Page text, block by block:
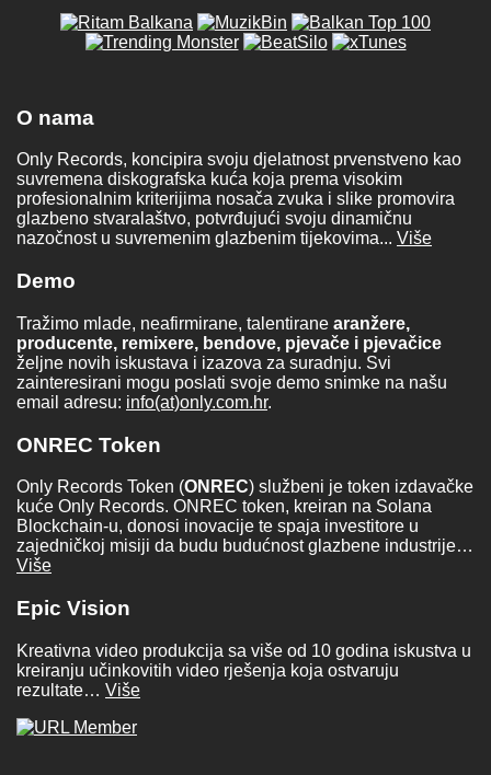
O nama
Only Records, koncipira svoju djelatnost prvenstveno kao
suvremena diskografska kuća koja prema visokim
profesionalnim kriterijima nosača zvuka i slike promovira
glazbeno stvaralaštvo, potvrđujući svoju dinamičnu
nazočnost u suvremenim glazbenim tijekovima... Više
Demo
Tražimo mlade, neafirmirane, talentirane aranžere,
producente, remixere, bendove, pjevače i pjevačice
željne novih iskustava i izazova za suradnju. Svi
zainteresirani mogu poslati svoje demo snimke na našu
email adresu: info(at)only.com.hr.
ONREC Token
Only Records Token (ONREC) službeni je token izdavačke
kuće Only Records. ONREC token, kreiran na Solana
Blockchain-u, donosi inovacije te spaja investitore u
zajedničkoj misiji da budu budućnost glazbene industrije…
Više
Epic Vision
Kreativna video produkcija sa više od 10 godina iskustva u
kreiranju učinkovitih video rješenja koja ostvaruju
rezultate… Više